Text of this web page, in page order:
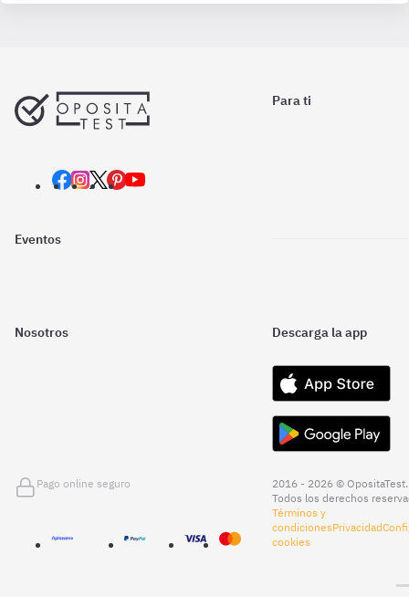
Para ti
Eventos
Nosotros Descarga la app
Pago online seguro
2016 - 2026 © OpositaTest.
Todos los derechos
Términos y
condicionesPrivacidad
cookies